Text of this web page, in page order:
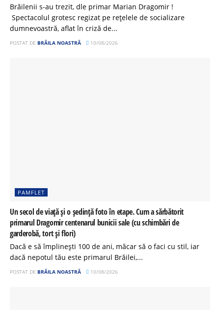
Brăilenii s-au trezit, dle primar Marian Dragomir !
Spectacolul grotesc regizat pe rețelele de socializare
dumnevoastră, aflat în criză de...
POSTAT DE BRĂILA NOASTRĂ 10/08/2026
PAMFLET
Un secol de viață și o ședință foto în etape. Cum a sărbătorit
primarul Dragomir centenarul bunicii sale (cu schimbări de
garderobă, tort și flori)
Dacă e să împlinești 100 de ani, măcar să o faci cu stil, iar
dacă nepotul tău este primarul Brăilei,...
POSTAT DE BRĂILA NOASTRĂ 10/08/2026